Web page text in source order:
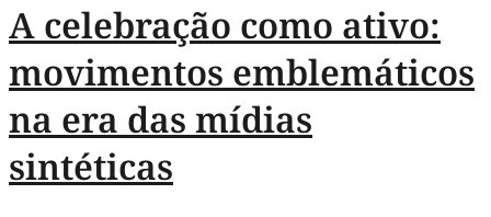
A celebração como ativo:
movimentos emblemáticos
na era das mídias
sintéticas